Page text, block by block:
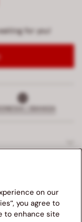
website Bata
for you!
| BAHASA
on our
you agree to
to enhance site